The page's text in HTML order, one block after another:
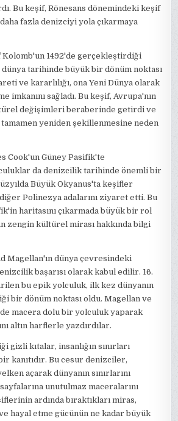
Bu keşif, Rönesans dönemindeki keşif
fazla denizciyi yola çıkarmaya
1492'de gerçekleştirdiği
dünya tarihinde büyük bir dönüm noktası
ve kararlılığı, ona Yeni Dünya olarak
imkanını sağladı. Bu keşif, Avrupa'nın
değişimleri beraberinde getirdi ve
tamamen yeniden şekillenmesine neden
Cook'un Güney Pasifik'te
da denizcilik tarihinde önemli bir
Büyük Okyanus'ta keşifler
Polinezya adalarını ziyaret etti. Bu
haritasını çıkarmada büyük bir rol
zengin kültürel mirası hakkında bilgi
Magellan'ın dünya çevresindeki
başarısı olarak kabul edilir. 16.
bu epik yolculuk, ilk kez dünyanın
bir dönüm noktası oldu. Magellan ve
macera dolu bir yolculuk yaparak
altın harflerle yazdırdılar.
kıtalar, insanlığın sınırları
kanıtıdır. Bu cesur denizciler,
açarak dünyanın sınırlarını
unutulmaz maceralarını
ardında bıraktıkları miras,
hayal etme gücünün ne kadar büyük